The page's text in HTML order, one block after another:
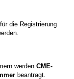
die Registrierung
werdenCME-
beantragt.